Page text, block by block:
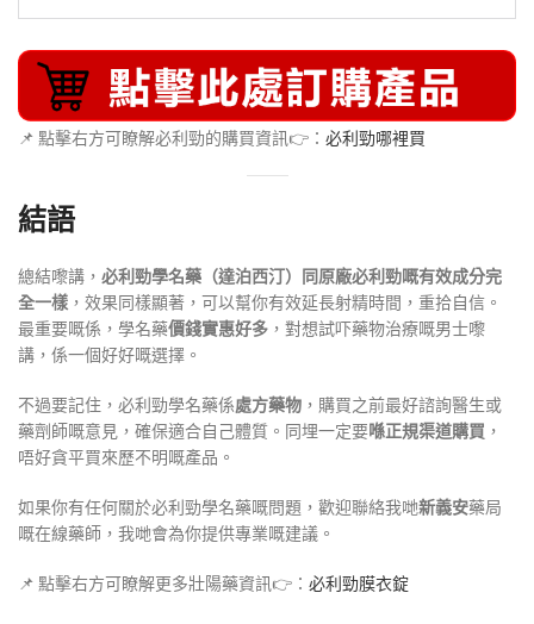
📌 點擊右方可瞭解必利勁的購買資訊👉： 必利勁哪裡買
結語
總結嚟講， 必利勁學名藥（達泊西汀）同原廠必利勁嘅有效成分完
全一樣 ，效果同樣顯著，可以幫你有效延長射精時間，重拾自信。
最重要嘅係，學名藥價錢實惠好多 ，對想試吓藥物治療嘅男士嚟
講，係一個好好嘅選擇。
不過要記住，必利勁學名藥係處方藥物 ，購買之前最好諮詢醫生或
藥劑師嘅意見，確保適合自己體質。同埋一定要喺正規渠道購買 ，
唔好貪平買來歷不明嘅產品。
如果你有任何關於必利勁學名藥嘅問題，歡迎聯絡我哋新義安藥局
嘅在線藥師，我哋會為你提供專業嘅建議。
📌 點擊右方可瞭解更多壯陽藥資訊👉： 必利勁膜衣錠